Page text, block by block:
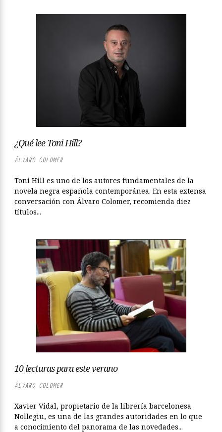
¿Qué lee Toni Hill?
ÁLVARO COLOMER
Toni Hill es uno de los autores fundamentales de la
novela negra española contemporánea. En esta extensa
conversación con Álvaro Colomer, recomienda diez
títulos...
10 lecturas para este verano
ÁLVARO COLOMER
Xavier Vidal, propietario de la librería barcelonesa
Nollegiu, es una de las grandes autoridades en lo que
a conocimiento del panorama de las novedades...